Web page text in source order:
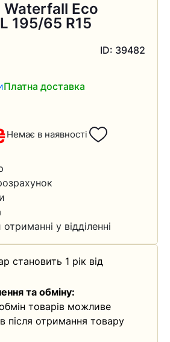
Waterfall Eco
195/65 R15
ID: 39482
Платна доставка
Немає в наявності
у відділенні
становить 1 рік від
та обміну:
товарів можливе
після отримання товару